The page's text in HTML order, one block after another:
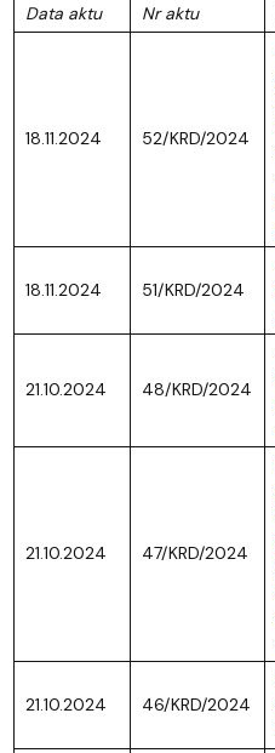
Data aktu Nr aktu
18.11.2024 52/KRD/2024
18.11.2024 51/KRD/2024
21.10.2024 48/KRD/2024
21.10.2024 47/KRD/2024
21.10.2024 46/KRD/2024